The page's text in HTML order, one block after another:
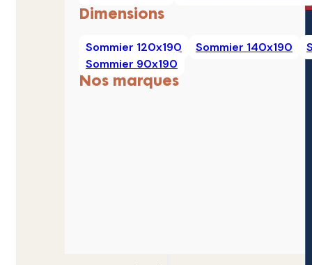
Dimensions
Sommier 120x190 Sommier 140x190
Sommier 90x190
Nos marques